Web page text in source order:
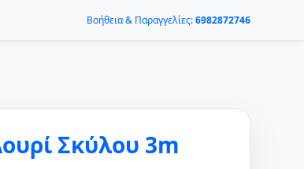
Βοήθεια & Παραγγελίες:6982872746
Σκύλου 3m